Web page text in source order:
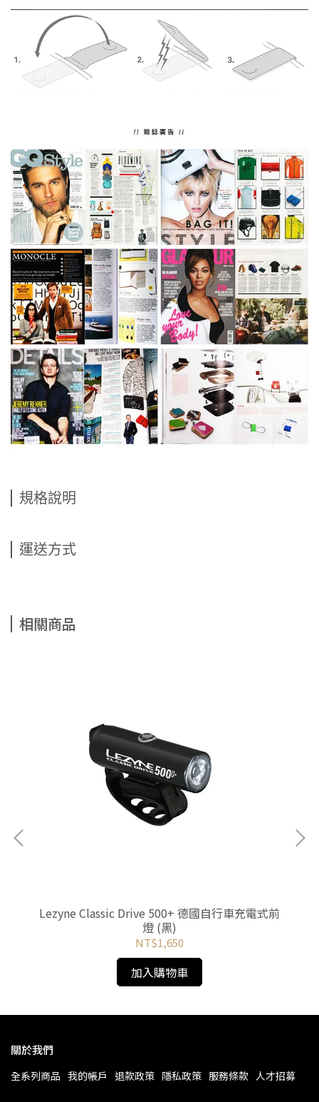
規格說明
運送方式
相關商品
Lezyne Classic Drive 500+ 德國自行車充電式前
燈 (黑)
NT$1,650
加入購物車
關於我們
全系列商品 我的帳戶 退款政策 隱私政策 服務條款 人才招募